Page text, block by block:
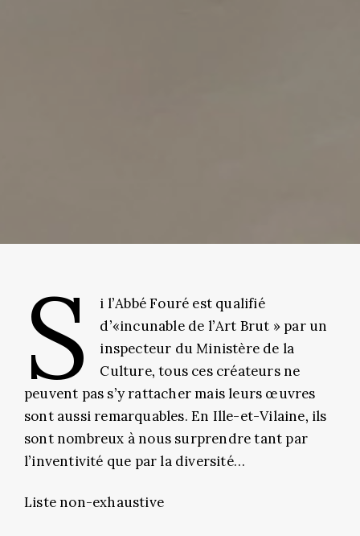
S
i l’Abbé Fouré est qualifié
d’«incunable de l’Art Brut » par un
inspecteur du Ministère de la
Culture, tous ces créateurs ne
peuvent pas s’y rattacher mais leurs œuvres
sont aussi remarquables. En Ille-et-Vilaine, ils
sont nombreux à nous surprendre tant par
l’inventivité que par la diversité…
Liste non-exhaustive